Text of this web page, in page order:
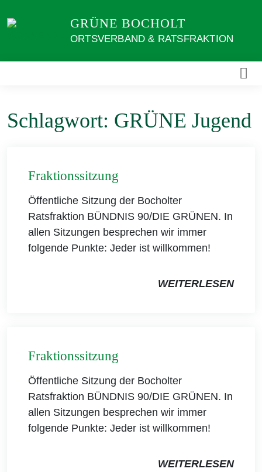
zum
GRÜNE BOCHOLT
ORTSVERBAND & RATSFRAKTION
Schlagwort: GRÜNE Jugend
Fraktionssitzung
Öffentliche Sitzung der Bocholter
Ratsfraktion BÜNDNIS 90/DIE GRÜNEN. In
allen Sitzungen besprechen wir immer
folgende Punkte: Jeder ist willkommen!
WEITERLESEN
Fraktionssitzung
Öffentliche Sitzung der Bocholter
Ratsfraktion BÜNDNIS 90/DIE GRÜNEN. In
allen Sitzungen besprechen wir immer
folgende Punkte: Jeder ist willkommen!
WEITERLESEN